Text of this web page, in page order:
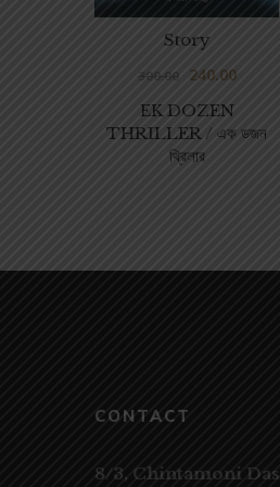
EK DOZEN
THRILLER / এক ডজন
থ্রিলার
Story
300.00 240.00
CONTACT
8/3, Chintamoni Das